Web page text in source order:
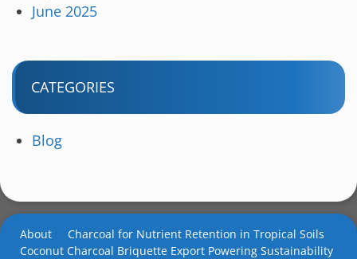
June 2025
CATEGORIES
Blog
About
Charcoal for Nutrient Retention in Tropical Soils
Coconut Charcoal Briquette Export Powering Sustainability